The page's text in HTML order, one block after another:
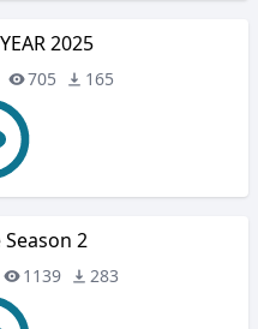
2025
705 165
2
1139 283